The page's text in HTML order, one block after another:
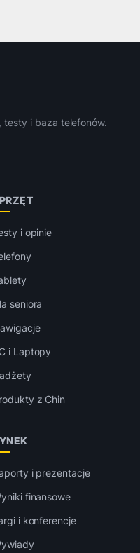
i baza telefonów.
i opinie
seniora
i Laptopy
z Chin
i prezentacje
finansowe
i konferencje